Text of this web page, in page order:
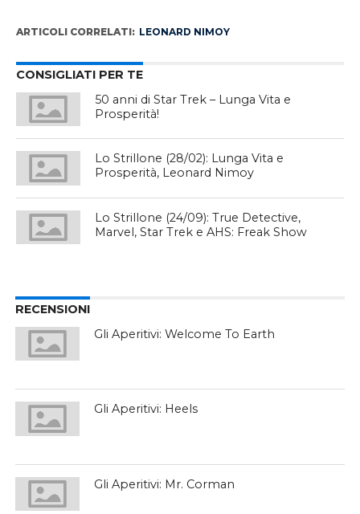
ARTICOLI CORRELATI: LEONARD NIMOY
CONSIGLIATI PER TE
50 anni di Star Trek – Lunga Vita e
Prosperità!
Lo Strillone (28/02): Lunga Vita e
Prosperità, Leonard Nimoy
Lo Strillone (24/09): True Detective,
Marvel, Star Trek e AHS: Freak Show
RECENSIONI
Gli Aperitivi: Welcome To Earth
Gli Aperitivi: Heels
Gli Aperitivi: Mr. Corman